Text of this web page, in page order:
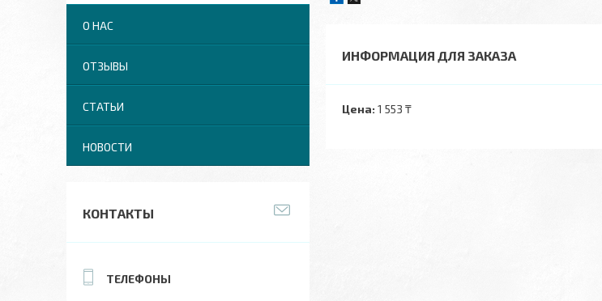
ИНФОРМАЦИЯ ДЛЯ ЗАКАЗА
Цена: 1 553 ₸
О НАС
ОТЗЫВЫ
СТАТЬИ
НОВОСТИ
КОНТАКТЫ